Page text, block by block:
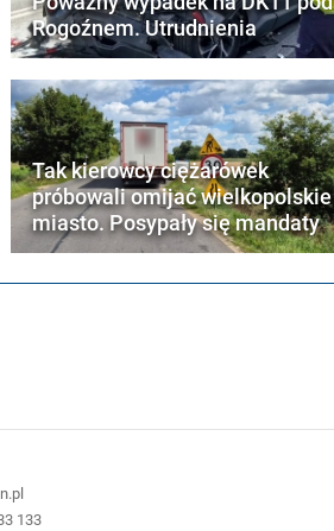
Rogoźnem. Utrudnienia
Tak kierowcy ciężarówek
próbowali omijać wielkopolskie
miasto. Posypały się mandaty
133